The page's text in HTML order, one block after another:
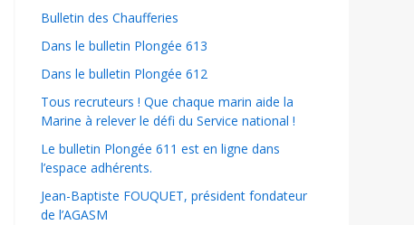
Bulletin des Chaufferies
Dans le bulletin Plongée 613
Dans le bulletin Plongée 612
Tous recruteurs ! Que chaque marin aide la
Marine à relever le défi du Service national !
Le bulletin Plongée 611 est en ligne dans
l’espace adhérents.
Jean-Baptiste FOUQUET, président fondateur
de l’AGASM